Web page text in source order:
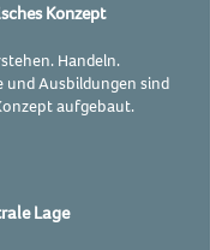
Konzept
Handeln.
und Ausbildungen sind
aufgebaut.
Lage